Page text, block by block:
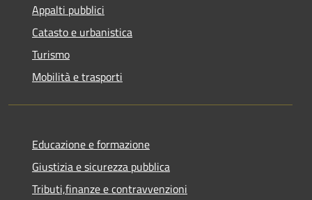
Appalti pubblici
Catasto e urbanistica
Turismo
Mobilità e trasporti
Educazione e formazione
Giustizia e sicurezza pubblica
Tributi,finanze e contravvenzioni